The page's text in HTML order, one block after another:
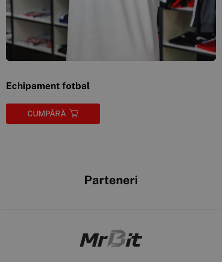
Echipament fotbal
CUMPĂRĂ
Parteneri